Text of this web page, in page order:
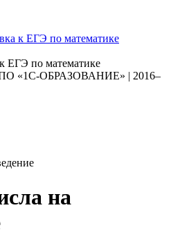
ЕГЭ по математике
«1С-ОБРАЗОВАНИЕ» | 2016–
на